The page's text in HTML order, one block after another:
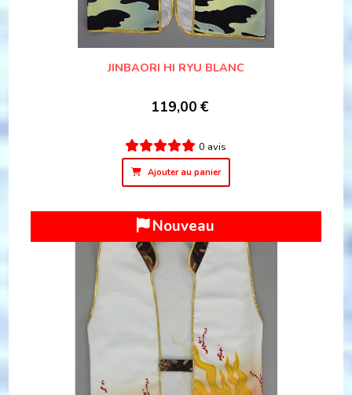
JINBAORI HI RYU BLANC
119,00 €
0 avis
Ajouter au panier
Nouveau